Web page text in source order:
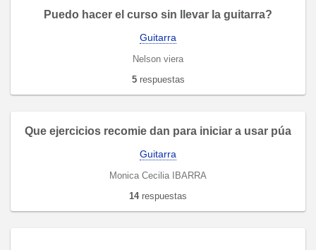
Puedo hacer el curso sin llevar la guitarra?
Guitarra
Nelson viera
5respuestas
Que ejercicios recomie dan para iniciar a usar púa
Guitarra
Monica Cecilia IBARRA
14respuestas